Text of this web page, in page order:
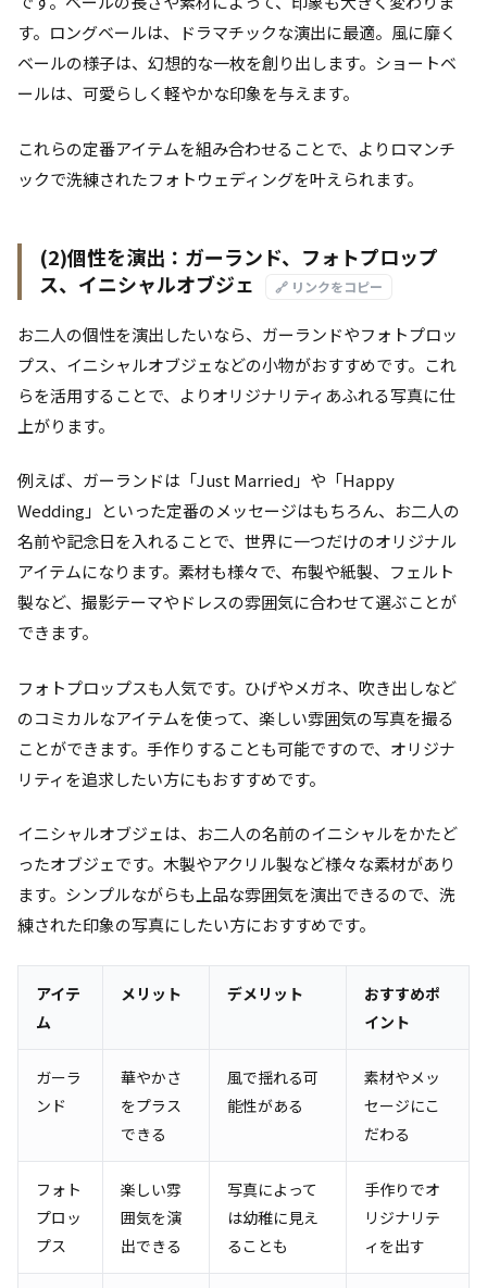
す。ロングベールは、ドラマチックな演出に最適。風に靡く
ベールの様子は、幻想的な一枚を創り出します。ショートベ
ールは、可愛らしく軽やかな印象を与えます。
これらの定番アイテムを組み合わせることで、よりロマンチ
ックで洗練されたフォトウェディングを叶えられます。
(2)個性を演出：ガーランド、フォトプロップ
ス、イニシャルオブジェ
🔗 リンクをコピー
お二人の個性を演出したいなら、ガーランドやフォトプロッ
プス、イニシャルオブジェなどの小物がおすすめです。これ
らを活用することで、よりオリジナリティあふれる写真に仕
上がります。
例えば、ガーランドは「Just Married」や「Happy
Wedding」といった定番のメッセージはもちろん、お二人の
名前や記念日を入れることで、世界に一つだけのオリジナル
アイテムになります。素材も様々で、布製や紙製、フェルト
製など、撮影テーマやドレスの雰囲気に合わせて選ぶことが
できます。
フォトプロップスも人気です。ひげやメガネ、吹き出しなど
のコミカルなアイテムを使って、楽しい雰囲気の写真を撮る
ことができます。手作りすることも可能ですので、オリジナ
リティを追求したい方にもおすすめです。
イニシャルオブジェは、お二人の名前のイニシャルをかたど
ったオブジェです。木製やアクリル製など様々な素材があり
ます。シンプルながらも上品な雰囲気を演出できるので、洗
練された印象の写真にしたい方におすすめです。
アイテ
ム
メリット デメリット
おすすめポ
イント
ガーラ
ンド
華やかさ
をプラス
できる
風で揺れる可
能性がある
素材やメッ
セージにこ
だわる
フォト
プロッ
プス
楽しい雰
囲気を演
出できる
写真によって
は幼稚に見え
ることも
手作りでオ
リジナリテ
ィを出す